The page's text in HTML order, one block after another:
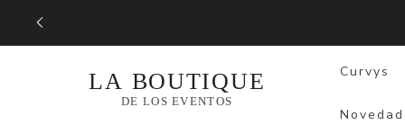
directamente
al contenido
Curvys